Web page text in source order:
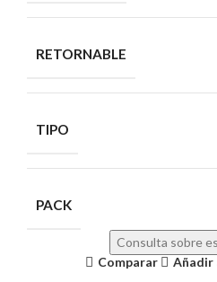
RETORNABLE
TIPO
PACK
Consulta sobre
Comparar
Añadir